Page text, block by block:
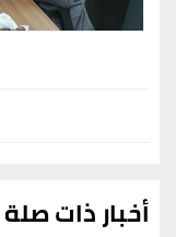
أخبار ذات صلة